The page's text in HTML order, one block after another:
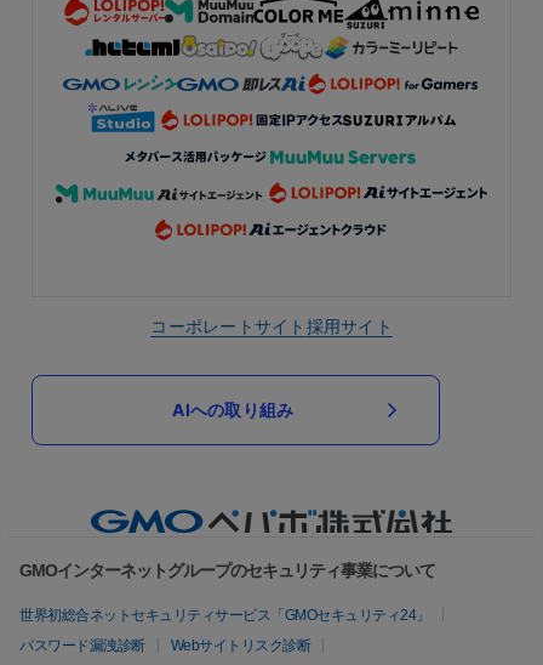
コーポレートサイト 採用サイト
AIへの取り組み
GMOインターネットグループのセキュリティ事業について
世界初総合ネットセキュリティサービス「GMOセキュリティ24」
パスワード漏洩診断
Webサイトリスク診断